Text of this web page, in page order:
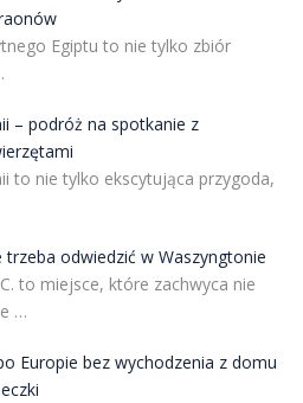
Egiptu to nie tylko zbiór
– podróż na spotkanie z
to nie tylko ekscytująca przygoda,
odwiedzić w Waszyngtonie
to miejsce, które zachwyca nie
…
Europie bez wychodzenia z domu